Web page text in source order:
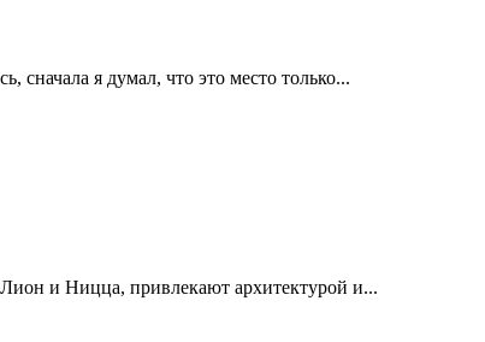
я думал, что это место только...
и Ницца, привлекают архитектурой и...